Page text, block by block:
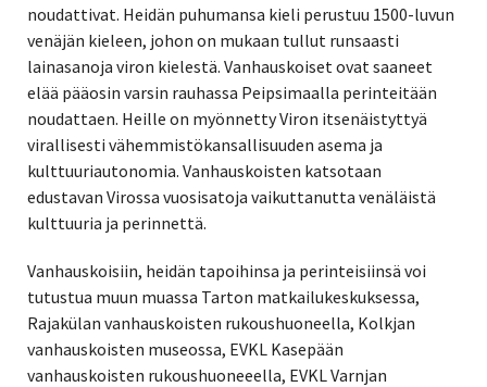
noudattivat. Heidän puhumansa kieli perustuu 1500-luvun
venäjän kieleen, johon on mukaan tullut runsaasti
lainasanoja viron kielestä. Vanhauskoiset ovat saaneet
elää pääosin varsin rauhassa Peipsimaalla perinteitään
noudattaen. Heille on myönnetty Viron itsenäistyttyä
virallisesti vähemmistökansallisuuden asema ja
kulttuuriautonomia. Vanhauskoisten katsotaan
edustavan Virossa vuosisatoja vaikuttanutta venäläistä
kulttuuria ja perinnettä.
Vanhauskoisiin, heidän tapoihinsa ja perinteisiinsä voi
tutustua muun muassa Tarton matkailukeskuksessa,
Rajakülan vanhauskoisten rukoushuoneella, Kolkjan
vanhauskoisten museossa, EVKL Kasepään
vanhauskoisten rukoushuoneeella, EVKL Varnjan